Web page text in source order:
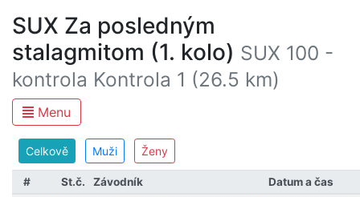
SUX Za posledným
stalagmitom (1. kolo) SUX 100 -
kontrola Kontrola 1 (26.5 km)
Menu
Celkově Muži Ženy
# St.č. Závodník
Datum a čas